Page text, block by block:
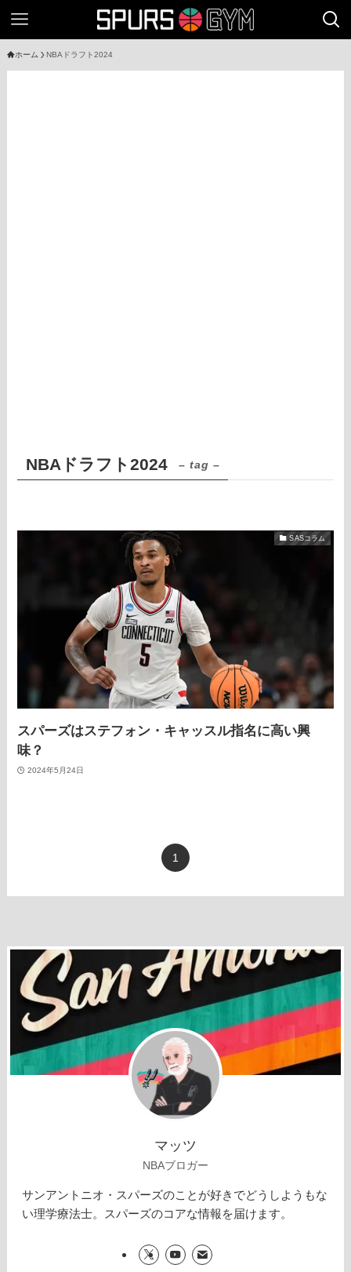
ホーム NBAドラフト2024
NBAドラフト2024 – tag –
SASコラム
スパーズはステフォン・キャッスル指名に高い興
味？
2024年5月24日
1
マッツ
NBAブロガー
サンアントニオ・スパーズのことが好きでどうしようもな
い理学療法士。スパーズのコアな情報を届けます。